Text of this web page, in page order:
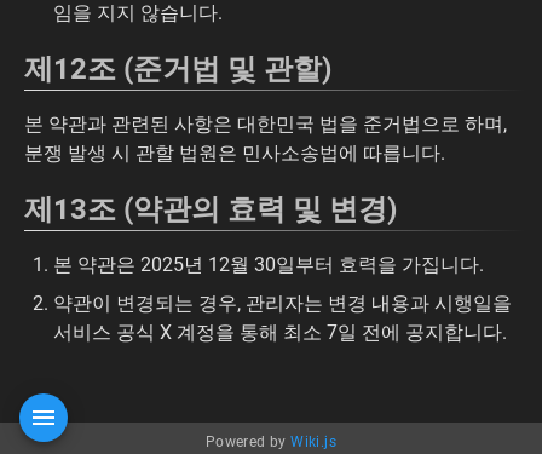
임을 지지 않습니다.
제12조 (준거법 및 관할)
본 약관과 관련된 사항은 대한민국 법을 준거법으로 하며,
분쟁 발생 시 관할 법원은 민사소송법에 따릅니다.
제13조 (약관의 효력 및 변경)
본 약관은 2025년 12월 30일부터 효력을 가집니다.
약관이 변경되는 경우, 관리자는 변경 내용과 시행일을
서비스 공식 X 계정을 통해 최소 7일 전에 공지합니다.
Powered byWiki.js